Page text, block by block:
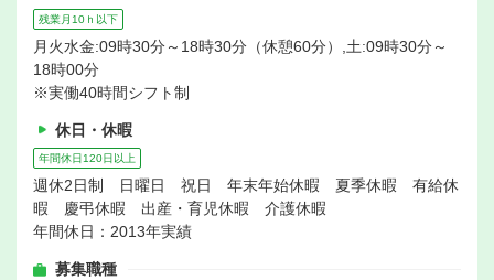
残業月10ｈ以下
月火水金:09時30分～18時30分（休憩60分）,土:09時30分～
18時00分
※実働40時間シフト制
休日・休暇
年間休日120日以上
週休2日制 日曜日 祝日 年末年始休暇 夏季休暇 有給休
暇 慶弔休暇 出産・育児休暇 介護休暇
年間休日：2013年実績
募集職種